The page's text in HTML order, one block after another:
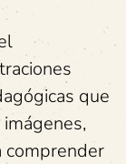
que
comprender